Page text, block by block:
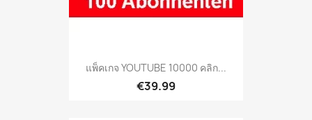
แพ็คเกจ YOUTUBE 10000 คลิก...
€39.99